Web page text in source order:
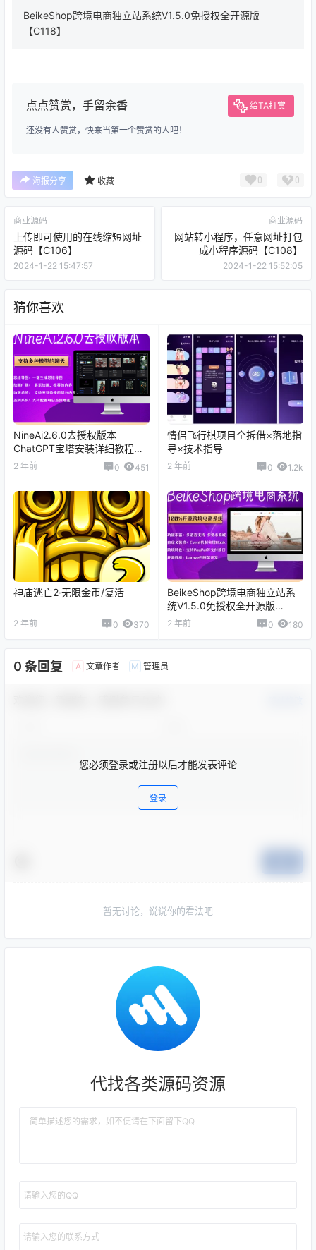
BeikeShop跨境电商独立站系统V1.5.0免授权全开源版
【C118】
点点赞赏，手留余香 给TA打赏
还没有人赞赏，快来当第一个赞赏的人吧！
海报分享 收藏 0 0
商业源码
上传即可使用的在线缩短网址
源码【C106】
2024-1-22 15:47:57
商业源码
网站转小程序，任意网址打包
成小程序源码【C108】
2024-1-22 15:52:05
猜你喜欢
NineAi2.6.0去授权版本
ChatGPT宝塔安装详细教程
（整合包+开源包+安装教程）
2 年前 0 451
情侣飞行棋项目全拆借×落地指
导×技术指导
2 年前 0 1.2k
神庙逃亡2·无限金币/复活
2 年前 0 370
BeikeShop跨境电商独立站系
统V1.5.0免授权全开源版
【C118】
2 年前 0 180
0 条回复 A 文章作者 M 管理员
您必须登录或注册以后才能发表评论
登录
暂无讨论，说说你的看法吧
代找各类源码资源